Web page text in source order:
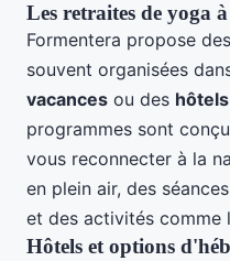
Les retraites de yoga
Formentera propose des
souvent organisées
vacances ou des hôtels
programmes sont
vous reconnecter à la
en plein air, des
et des activités comme
Hôtels et options